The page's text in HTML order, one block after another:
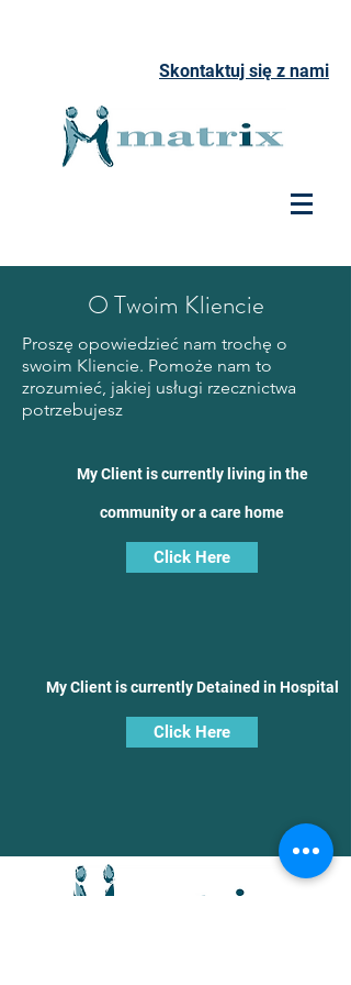
Skontaktuj się z nami
O Twoim Kliencie
Proszę opowiedzieć nam trochę o
swoim Kliencie. Pomoże nam to
zrozumieć, jakiej usługi rzecznictwa
potrzebujesz
My Client is currently living in the
community or a care home
Click Here
My Client is currently Detained in Hospital
Click Here